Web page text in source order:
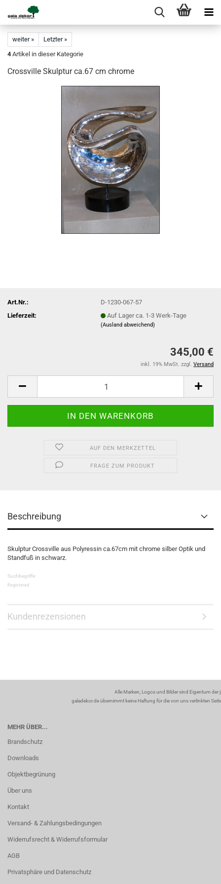
weiter »
Letzter »
4 Artikel in dieser Kategorie
Crossville Skulptur ca.67 cm chrome
Art.Nr.:
D-1230-067-57
Lieferzeit:
Auf Lager ca. 1-3 Werk-Tage
(Ausland abweichend)
345,00 €
inkl. 19% MwSt. zzgl. Versand
AUF DEN MERKZETTEL
FRAGE ZUM PRODUKT
Beschreibung
Skulptur Crossville aus Polyressin ca.67cm mit chrome silber Optik und
Standfuß in schwarz.
Suchbegriffe:
Registered
Kundenrezensionen
Alle Marken, Logos und Bilder sind Eigentum
galadekor.de übernimmt keine Haftung für die von uns verlinkten
MEHR ÜBER...
Brandschutz
Downloads
Objektbegrünung
Über uns
Kontakt
Versand- & Zahlungsbedingungen
Widerrufsrecht & Widerrufsformular
AGB
Privatsphäre und Datenschutz